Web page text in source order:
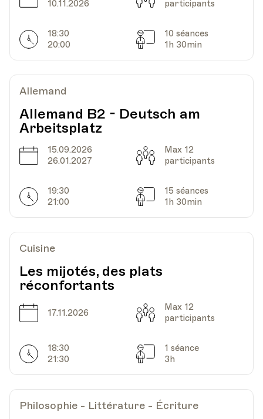
10.11.2026 participants
Horarires
18:30
20:00
Séances
10 séances
1h 30min
Allemand
Allemand B2 - Deutsch am
Arbeitsplatz
Date
15.09.2026
26.01.2027
Capacité
Max 12
participants
Horarires
19:30
21:00
Séances
15 séances
1h 30min
Cuisine
Les mijotés, des plats
réconfortants
Date
17.11.2026 Capacité
Max 12
participants
Horarires
18:30
21:30
Séances
1 séance
3h
Philosophie - Littérature - Écriture